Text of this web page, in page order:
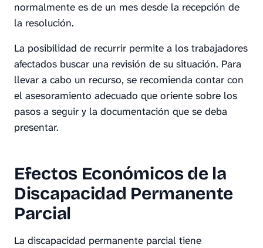
normalmente es de un mes desde la recepción de
la resolución.
La posibilidad de recurrir permite a los trabajadores
afectados buscar una revisión de su situación. Para
llevar a cabo un recurso, se recomienda contar con
el asesoramiento adecuado que oriente sobre los
pasos a seguir y la documentación que se deba
presentar.
Efectos Económicos de la
Discapacidad Permanente
Parcial
La discapacidad permanente parcial tiene